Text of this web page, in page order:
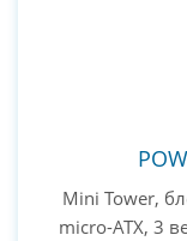
Mini Tower,
micro-ATX, 3